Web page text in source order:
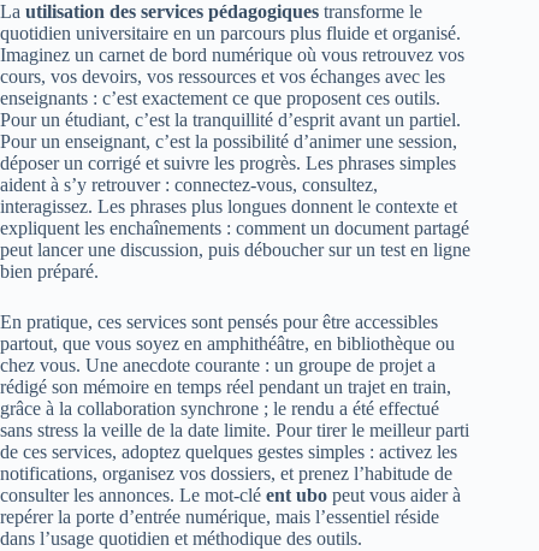
La utilisation des services pédagogiques transforme le
quotidien universitaire en un parcours plus fluide et organisé.
Imaginez un carnet de bord numérique où vous retrouvez vos
cours, vos devoirs, vos ressources et vos échanges avec les
enseignants : c’est exactement ce que proposent ces outils.
Pour un étudiant, c’est la tranquillité d’esprit avant un partiel.
Pour un enseignant, c’est la possibilité d’animer une session,
déposer un corrigé et suivre les progrès. Les phrases simples
aident à s’y retrouver : connectez-vous, consultez,
interagissez. Les phrases plus longues donnent le contexte et
expliquent les enchaînements : comment un document partagé
peut lancer une discussion, puis déboucher sur un test en ligne
bien préparé.
En pratique, ces services sont pensés pour être accessibles
partout, que vous soyez en amphithéâtre, en bibliothèque ou
chez vous. Une anecdote courante : un groupe de projet a
rédigé son mémoire en temps réel pendant un trajet en train,
grâce à la collaboration synchrone ; le rendu a été effectué
sans stress la veille de la date limite. Pour tirer le meilleur parti
de ces services, adoptez quelques gestes simples : activez les
notifications, organisez vos dossiers, et prenez l’habitude de
consulter les annonces. Le mot-clé ent ubo peut vous aider à
repérer la porte d’entrée numérique, mais l’essentiel réside
dans l’usage quotidien et méthodique des outils.